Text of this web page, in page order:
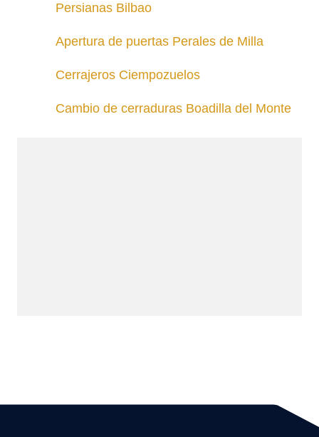
Persianas Bilbao
Apertura de puertas Perales de Milla
Cerrajeros Ciempozuelos
Cambio de cerraduras Boadilla del Monte